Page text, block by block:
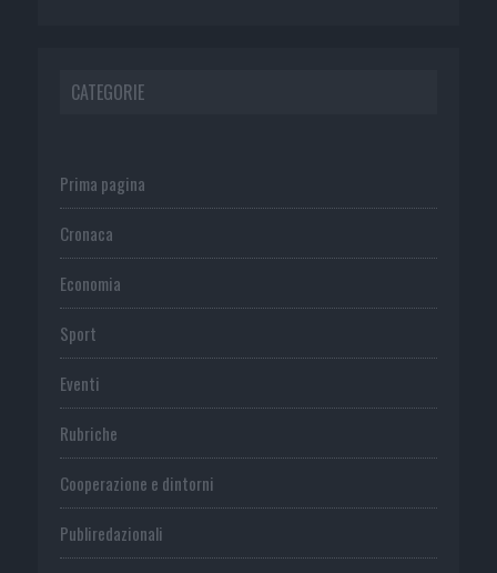
CATEGORIE
Prima pagina
Cronaca
Economia
Sport
Eventi
Rubriche
Cooperazione e dintorni
Publiredazionali